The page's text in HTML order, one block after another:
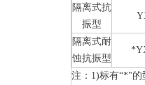
隔离式抗
振型
隔离式耐
蚀抗振型
注：1)标有“*"